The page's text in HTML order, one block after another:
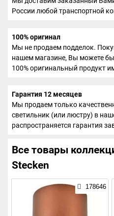
России любой транспортной
100% оригинал
Мы не продаем подделок.
нашем магазине, Вы можете
100% оригинальный продукт
Гарантия 12 месяцев
Мы продаем только
светильник (или люстру) в
распространяется гарантия
Все товары
Stecken
178646